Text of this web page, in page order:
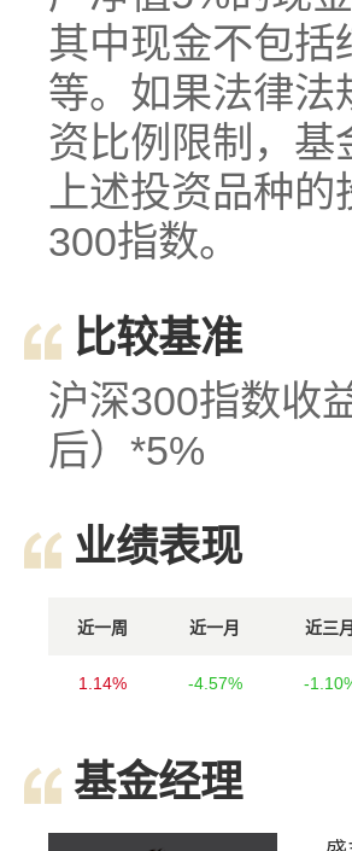
其中现金不包括
等。如果法律法
资比例限制，基
上述投资品种
300指数。
比较基准
沪深300指数收
后）*5%
业绩表现
近一周 近一月 近三月
1.14% -4.57% -
基金经理